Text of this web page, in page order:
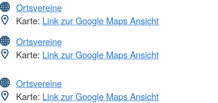
Ortsvereine
Karte: Link zur Google Maps Ansicht
Ortsvereine
Karte: Link zur Google Maps Ansicht
Ortsvereine
Karte: Link zur Google Maps Ansicht